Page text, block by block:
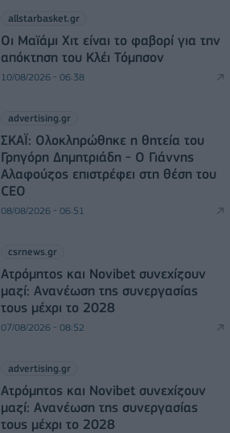
allstarbasket.gr
Οι Μαϊάμι Χιτ είναι το φαβορί για την
απόκτηση του Κλέι Τόμπσον
10/08/2026 - 06:38
advertising.gr
ΣΚΑΪ: Ολοκληρώθηκε η θητεία του
Γρηγόρη Δημητριάδη - Ο Γιάννης
Αλαφούζος επιστρέφει στη θέση του
CEO
08/08/2026 - 06:51
csrnews.gr
Ατρόμητος και Novibet συνεχίζουν
μαζί: Ανανέωση της συνεργασίας
τους μέχρι το 2028
07/08/2026 - 08:52
advertising.gr
Ατρόμητος και Novibet συνεχίζουν
μαζί: Ανανέωση της συνεργασίας
τους μέχρι το 2028